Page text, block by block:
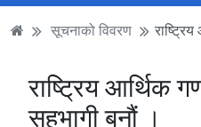
सूचनाको विवरण
राष्ट्रिय आर्थिक
सहभागी बनौं ।